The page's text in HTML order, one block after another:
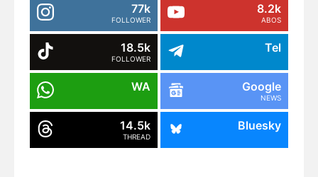
77k
FOLLOWER
8.2k
ABOS
18.5k
FOLLOWER
Tel
WA Google
NEWS
14.5k
THREAD
Bluesky